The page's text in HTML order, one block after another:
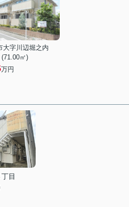
大字川辺堀之内
㎡)
万円
目